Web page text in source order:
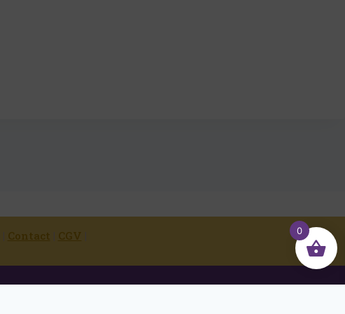
| Contact | CGV | 0